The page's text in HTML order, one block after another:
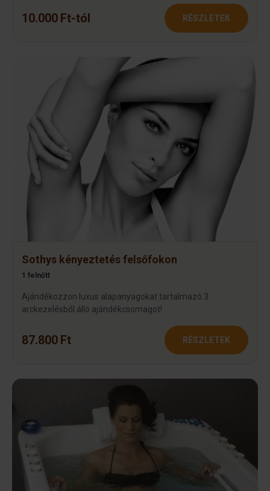
10.000 Ft-tól RÉSZLETEK
Sothys kényeztetés felsőfokon
1 felnőtt
Ajándékozzon luxus alapanyagokat tartalmazó 3
arckezelésből álló ajándékcsomagot!
87.800 Ft RÉSZLETEK